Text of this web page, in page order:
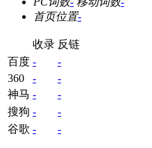
首页位置-
收录 反链
百度 -
-
360
-
-
神马 -
-
搜狗 -
-
谷歌 - -